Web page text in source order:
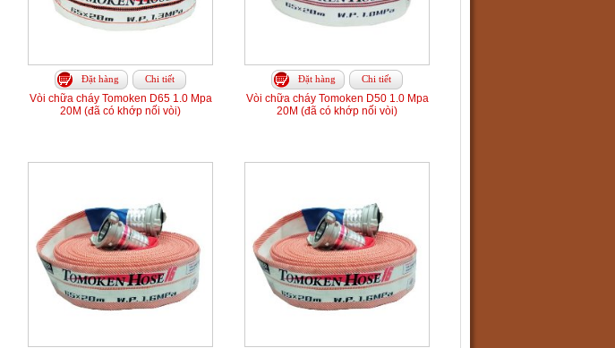
Đặt hàng Chi tiết
Vòi chữa cháy Tomoken D65 1.0 Mpa
20M (đã có khớp nối vòi)
Đặt hàng Chi tiết
Vòi chữa cháy Tomoken D50 1.0 Mpa
20M (đã có khớp nối vòi)